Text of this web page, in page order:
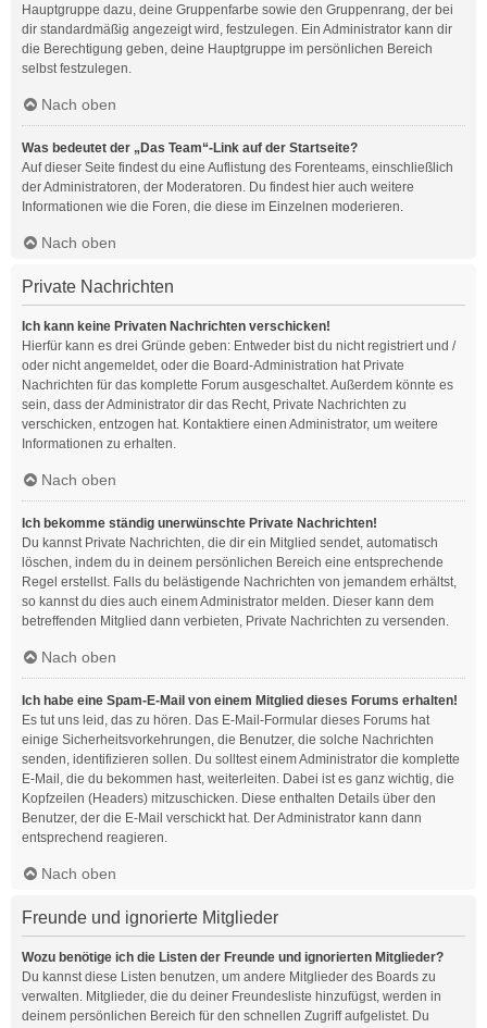
Hauptgruppe dazu, deine Gruppenfarbe sowie den Gruppenrang, der bei
dir standardmäßig angezeigt wird, festzulegen. Ein Administrator kann dir
die Berechtigung geben, deine Hauptgruppe im persönlichen Bereich
selbst festzulegen.
Nach oben
Was bedeutet der „Das Team“-Link auf der Startseite?
Auf dieser Seite findest du eine Auflistung des Forenteams, einschließlich
der Administratoren, der Moderatoren. Du findest hier auch weitere
Informationen wie die Foren, die diese im Einzelnen moderieren.
Nach oben
Private Nachrichten
Ich kann keine Privaten Nachrichten verschicken!
Hierfür kann es drei Gründe geben: Entweder bist du nicht registriert und /
oder nicht angemeldet, oder die Board-Administration hat Private
Nachrichten für das komplette Forum ausgeschaltet. Außerdem könnte es
sein, dass der Administrator dir das Recht, Private Nachrichten zu
verschicken, entzogen hat. Kontaktiere einen Administrator, um weitere
Informationen zu erhalten.
Nach oben
Ich bekomme ständig unerwünschte Private Nachrichten!
Du kannst Private Nachrichten, die dir ein Mitglied sendet, automatisch
löschen, indem du in deinem persönlichen Bereich eine entsprechende
Regel erstellst. Falls du belästigende Nachrichten von jemandem erhältst,
so kannst du dies auch einem Administrator melden. Dieser kann dem
betreffenden Mitglied dann verbieten, Private Nachrichten zu versenden.
Nach oben
Ich habe eine Spam-E-Mail von einem Mitglied dieses Forums erhalten!
Es tut uns leid, das zu hören. Das E-Mail-Formular dieses Forums hat
einige Sicherheitsvorkehrungen, die Benutzer, die solche Nachrichten
senden, identifizieren sollen. Du solltest einem Administrator die komplette
E-Mail, die du bekommen hast, weiterleiten. Dabei ist es ganz wichtig, die
Kopfzeilen (Headers) mitzuschicken. Diese enthalten Details über den
Benutzer, der die E-Mail verschickt hat. Der Administrator kann dann
entsprechend reagieren.
Nach oben
Freunde und ignorierte Mitglieder
Wozu benötige ich die Listen der Freunde und ignorierten Mitglieder?
Du kannst diese Listen benutzen, um andere Mitglieder des Boards zu
verwalten. Mitglieder, die du deiner Freundesliste hinzufügst, werden in
deinem persönlichen Bereich für den schnellen Zugriff aufgelistet. Du